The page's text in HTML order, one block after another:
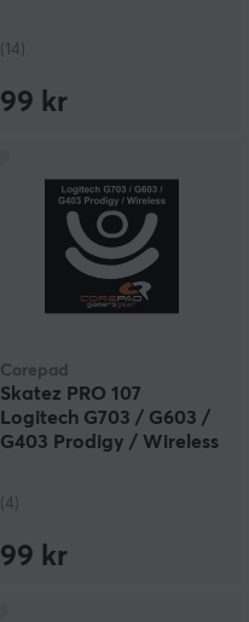
(14)
99 kr
Corepad
Skatez PRO 107
Logitech G703 / G603 /
G403 Prodigy / Wireless
(4)
99 kr